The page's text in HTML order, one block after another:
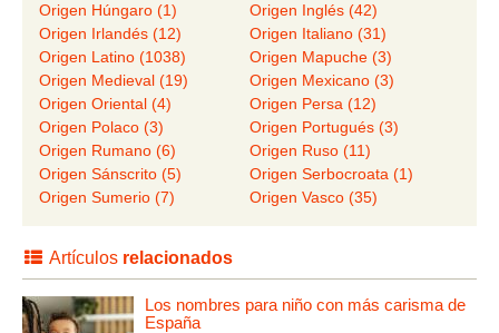
Origen Húngaro (1)
Origen Inglés (42)
Origen Irlandés (12)
Origen Italiano (31)
Origen Latino (1038)
Origen Mapuche (3)
Origen Medieval (19)
Origen Mexicano (3)
Origen Oriental (4)
Origen Persa (12)
Origen Polaco (3)
Origen Portugués (3)
Origen Rumano (6)
Origen Ruso (11)
Origen Sánscrito (5)
Origen Serbocroata (1)
Origen Sumerio (7)
Origen Vasco (35)
Artículos relacionados
Los nombres para niño con más carisma de
España